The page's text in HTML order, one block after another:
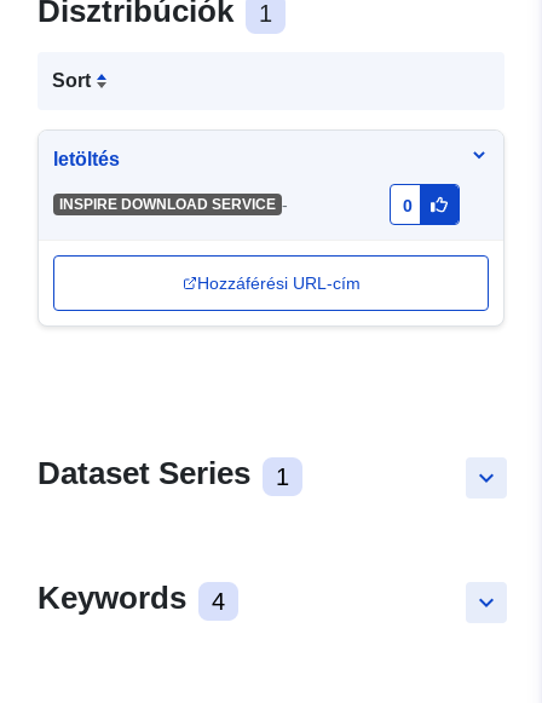
Disztribúciók 1
Sort
letöltés
INSPIRE DOWNLOAD SERVICE - 0
Hozzáférési URL-cím
keyboard_arrow_down
Dataset Series 1
keyboard_arrow_down
Keywords 4